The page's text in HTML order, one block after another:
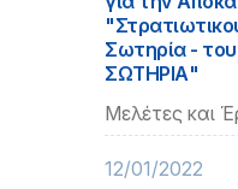
Σωτηρία -
ΣΩΤΗΡΙΑ"
Μελέτες και
12/01/2022